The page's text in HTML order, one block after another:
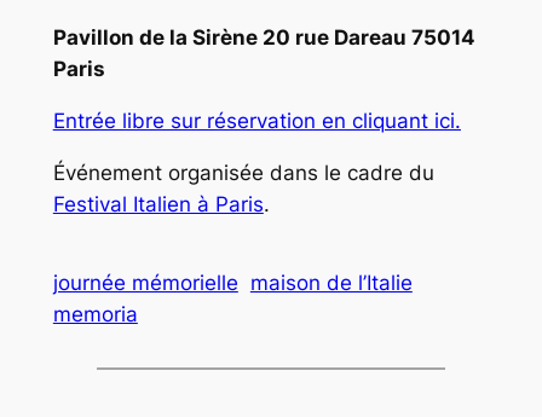
Pavillon de la Sirène 20 rue Dareau 75014
Paris
Entrée libre sur réservation en cliquant ici.
Événement organisée dans le cadre du
Festival Italien à Paris.
journée mémorielle maison de l’Italie
memoria